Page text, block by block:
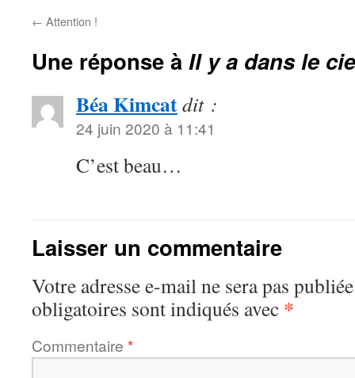
← Attention !
Une réponse à Il y a dans le
Béa Kimcatdit :
24 juin 2020 à 11:41
C’est beau…
Laisser un commentaire
Votre adresse e-mail ne sera pas
obligatoires sont indiqués avec *
Commentaire *